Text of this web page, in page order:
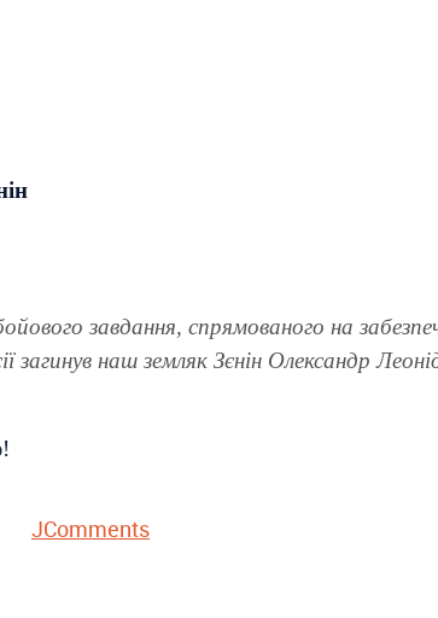
завдання, спрямованого на
загинув наш земляк Зєнін Олександр
JComments